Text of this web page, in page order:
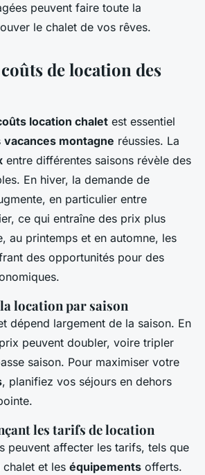
peuvent faire toute la
le chalet de vos rêves.
de location des
location chalet est essentiel
vacances montagne réussies. La
entre différentes saisons révèle des
En hiver, la demande de
en particulier entre
ce qui entraîne des prix plus
au printemps et en automne, les
des opportunités pour des
location par saison
dépend largement de la saison. En
peuvent doubler, voire tripler
saison. Pour maximiser votre
, planifiez vos séjours en dehors
les tarifs de location
peuvent affecter les tarifs, tels que
chalet et les équipements offerts.